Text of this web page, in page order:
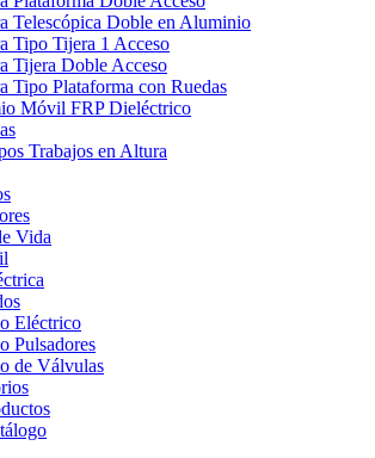
Telescópica Doble en Aluminio
Tipo Tijera 1 Acceso
Tijera Doble Acceso
Tipo Plataforma con Ruedas
Móvil FRP Dieléctrico
Trabajos en Altura
Vida
Eléctrico
Pulsadores
de Válvulas